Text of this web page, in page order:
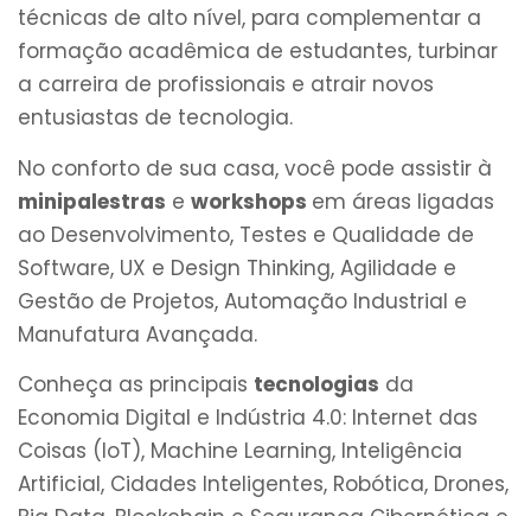
técnicas de alto nível, para complementar a
formação acadêmica de estudantes, turbinar
a carreira de profissionais e atrair novos
entusiastas de tecnologia.
No conforto de sua casa, você pode assistir à
minipalestras e workshops em áreas ligadas
ao Desenvolvimento, Testes e Qualidade de
Software, UX e Design Thinking, Agilidade e
Gestão de Projetos, Automação Industrial e
Manufatura Avançada.
Conheça as principais tecnologias da
Economia Digital e Indústria 4.0: Internet das
Coisas (IoT), Machine Learning, Inteligência
Artificial, Cidades Inteligentes, Robótica, Drones,